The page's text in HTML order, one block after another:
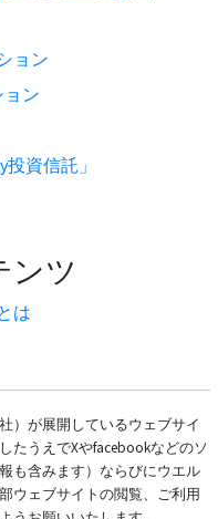
ョン
ン
資信託」
ンツ
は
）が展開しているウェブサイ
たうえでXやfacebookなどのソ
も含みます）ならびにウエル
ウェブサイトの閲覧、ご利用